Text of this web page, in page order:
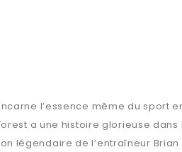
l’essence même du sport
a une histoire glorieuse
légendaire de l’entraîneur Brian